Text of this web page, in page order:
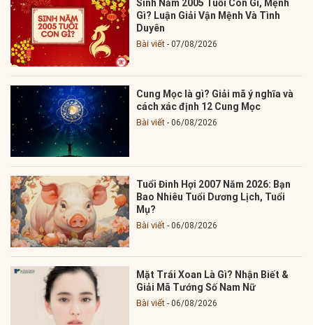
Sinh Năm 2005 Tuổi Con Gì, Mệnh
Gì? Luận Giải Vận Mệnh Và Tình
Duyên
Bài viết 07/08/2026
Cung Mọc là gì? Giải mã ý nghĩa và
cách xác định 12 Cung Mọc
Bài viết 06/08/2026
Tuổi Đinh Hợi 2007 Năm 2026: Bạn
Bao Nhiêu Tuổi Dương Lịch, Tuổi
Mụ?
Bài viết 06/08/2026
Mặt Trái Xoan Là Gì? Nhận Biết &
Giải Mã Tướng Số Nam Nữ
Bài viết 06/08/2026